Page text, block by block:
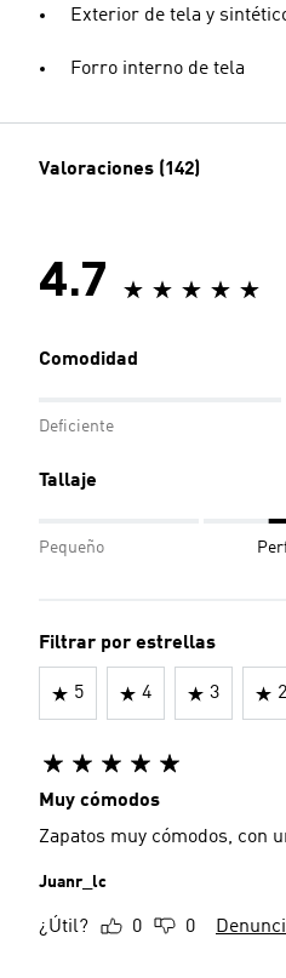
Exterior de tela y
Forro interno de tela
Valoraciones (142)
4.7
Comodidad
Deficiente
Tallaje
Pequeño
Filtrar por estrellas
5 4 3 2
Muy cómodos
Zapatos muy cómodos, con
Juanr_lc
¿Útil? 0 0